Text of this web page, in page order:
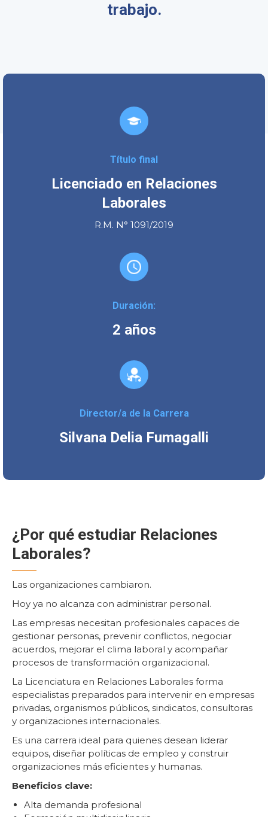
trabajo.
Título final
Licenciado en Relaciones
Laborales
R.M. N° 1091/2019
Duración:
2 años
Director/a de la Carrera
Silvana Delia Fumagalli
¿Por qué estudiar Relaciones
Laborales?
Las organizaciones cambiaron.
Hoy ya no alcanza con administrar personal.
Las empresas necesitan profesionales capaces de
gestionar personas, prevenir conflictos, negociar
acuerdos, mejorar el clima laboral y acompañar
procesos de transformación organizacional.
La Licenciatura en Relaciones Laborales forma
especialistas preparados para intervenir en empresas
privadas, organismos públicos, sindicatos, consultoras
y organizaciones internacionales.
Es una carrera ideal para quienes desean liderar
equipos, diseñar políticas de empleo y construir
organizaciones más eficientes y humanas.
Beneficios clave:
Alta demanda profesional